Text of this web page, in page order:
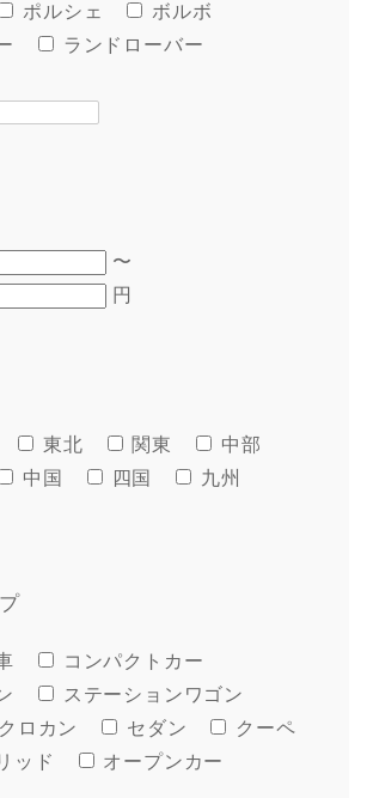
ポルシェ
ボルボ
ランドローバー
〜
円
東北 関東
中部
中国 四国
九州
コンパクトカー
ステーションワゴン
ロカン
セダン
クーペ
ッド
オープンカー